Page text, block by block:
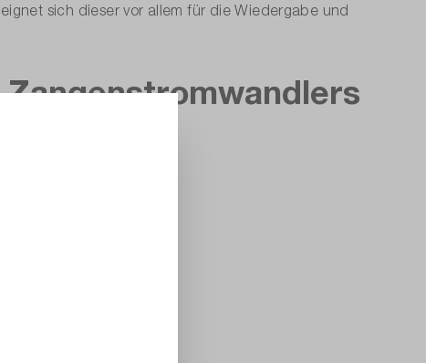
sich dieser vor allem für die Wiedergabe und
Zangenstromwandlers